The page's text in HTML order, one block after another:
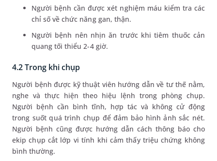
Người bệnh cần được xét nghiệm máu kiểm tra các
chỉ số về chức năng gan, thận.
Người bệnh nên nhịn ăn trước khi tiêm thuốc cản
quang tối thiểu 2-4 giờ.
4.2 Trong khi chụp
Người bệnh được kỹ thuật viên hướng dẫn về tư thế nằm,
nghe và thực hiện theo hiệu lệnh trong phòng chụp.
Người bệnh cần bình tĩnh, hợp tác và không cử động
trong suốt quá trình chụp để đảm bảo hình ảnh sắc nét.
Người bệnh cũng được hướng dẫn cách thông báo cho
ekip chụp cắt lớp vi tính khi cảm thấy triệu chứng không
bình thường.